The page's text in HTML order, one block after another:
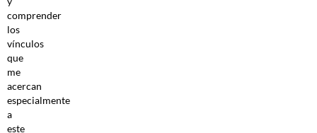
comprender
los
vínculos
que
me
acercan
especialmente
a
este